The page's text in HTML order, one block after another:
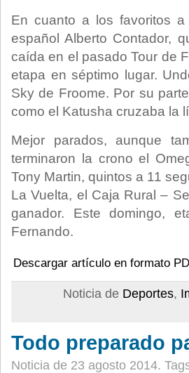
En cuanto a los favoritos
español Alberto Contador,
caída en el pasado Tour de
etapa en séptimo lugar.
Sky de Froome. Por su
como el Katusha cruzaba la
Mejor parados, aunque
terminaron la crono el
Tony Martin, quintos a 11
La Vuelta, el Caja Rural –
ganador. Este domingo,
Fernando.
Descargar artículo en formato
Noticia de Deportes,
Todo preparado
Noticia de 23 agosto 2014.